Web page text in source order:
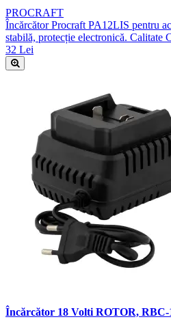
PROCRAFT
Încărcător Procraft PA12LIS pentru
stabilă, protecție electronică. Calitate
32 Lei
Încărcător 18 Volti ROTOR, RBC-